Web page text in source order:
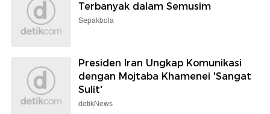
Terbanyak dalam Semusim
Sepakbola
Presiden Iran Ungkap Komunikasi
dengan Mojtaba Khamenei 'Sangat
Sulit'
detikNews